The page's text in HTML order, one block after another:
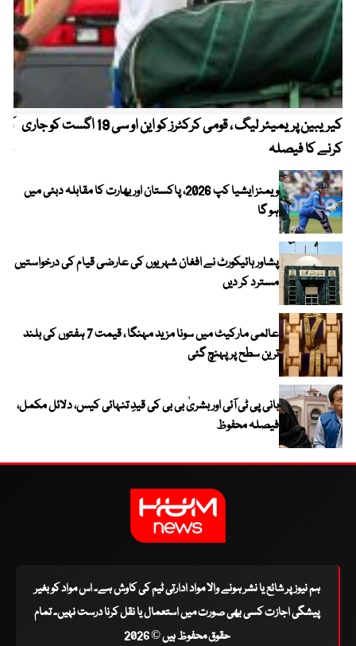
کیریبین پریمیئر لیگ ، قومی کرکٹرز کو این او سی 19 اگست کو جاری
کرنے کا فیصلہ
ویمنز ایشیا کپ 2026، پاکستان اور بھارت کا مقابلہ دبئی میں
ہو گا
پشاور ہائیکورٹ نے افغان شہریوں کی عارضی قیام کی درخواستیں
مسترد کر دیں
عالمی مارکیٹ میں سونا مزید مہنگا ، قیمت 7 ہفتوں کی بلند
ترین سطح پر پہنچ گئی
بانی پی ٹی آئی اور بشریٰ بی بی کی قیدِ تنہائی کیس، دلائل مکمل،
فیصلہ محفوظ
ہم نیوز پر شائع یا نشر ہونے والا مواد ادارتی ٹیم کی کاوش ہے۔ اس مواد کو بغیر
پیشگی اجازت کسی بھی صورت میں استعمال یا نقل کرنا درست نہیں۔ تمام
حقوق محفوظ ہیں © 2026